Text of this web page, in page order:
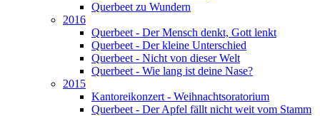
Querbeet zu Wundern
2016
Querbeet - Der Mensch denkt, Gott lenkt
Querbeet - Der kleine Unterschied
Querbeet - Nicht von dieser Welt
Querbeet - Wie lang ist deine Nase?
2015
Kantoreikonzert - Weihnachtsoratorium
Querbeet - Der Apfel fällt nicht weit vom Stamm